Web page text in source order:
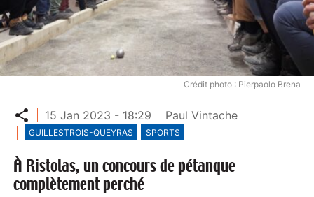
Crédit photo : Pierpaolo Brena
Partager
15 Jan 2023 - 18:29 Paul Vintache
GUILLESTROIS-QUEYRAS SPORTS
À Ristolas, un concours de pétanque
complètement perché